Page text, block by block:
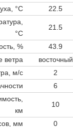
°C
22.5
°C
21.5
%
43.9
ветра
восточный
м/с
2
6
км
10
мм
0